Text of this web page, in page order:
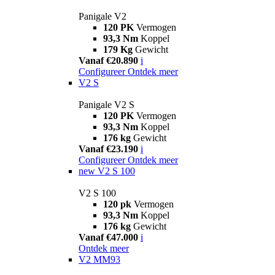
Panigale V2
120 PK Vermogen
93,3 Nm Koppel
179 Kg Gewicht
Vanaf €20.890 i
Configureer Ontdek meer
V2 S
Panigale V2 S
120 PK Vermogen
93,3 Nm Koppel
176 kg Gewicht
Vanaf €23.190 i
Configureer Ontdek meer
new V2 S 100
V2 S 100
120 pk Vermogen
93,3 Nm Koppel
176 kg Gewicht
Vanaf €47.000 i
Ontdek meer
V2 MM93